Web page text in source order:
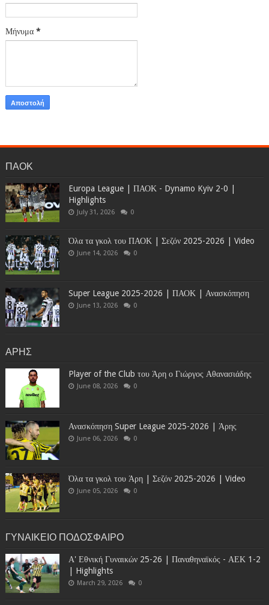
Μήνυμα *
ΠΑΟΚ
Europa League | ΠΑΟΚ - Dynamo Kyiv 2-0 |
Highlights
July 31, 2026 0
Όλα τα γκολ του ΠΑΟΚ | Σεζόν 2025-2026 | Video
June 14, 2026 0
Super League 2025-2026 | ΠΑΟΚ | Ανασκόπηση
June 13, 2026 0
ΑΡΗΣ
Player of the Club του Άρη ο Γιώργος Αθανασιάδης
June 08, 2026 0
Ανασκόπηση Super League 2025-2026 | Άρης
June 06, 2026 0
Όλα τα γκολ του Άρη | Σεζόν 2025-2026 | Video
June 05, 2026 0
ΓΥΝΑΙΚΕΙΟ ΠΟΔΟΣΦΑΙΡΟ
Α' Εθνική Γυναικών 25-26 | Παναθηναϊκός - ΑΕΚ 1-2
| Highlights
March 29, 2026 0